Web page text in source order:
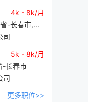
4k - 8k/月
-长春市,...
司
5k - 8k/月
-长春市
司
更多职位>>